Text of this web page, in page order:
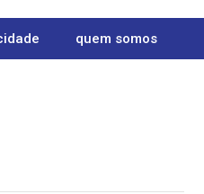
quem somos